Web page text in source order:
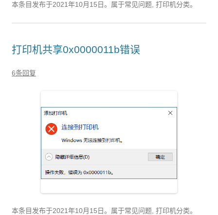
本条目发布于2021年10月15日。属于常见问题, 打印机分类。
打印机共享0x0000011b错误
6条回复
本条目发布于2021年10月15日。属于常见问题, 打印机分类。